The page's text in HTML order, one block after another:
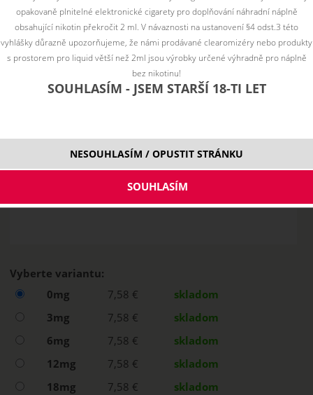
Vyberte variantu:
0mg
7,58 €
skladom
3mg
7,58 €
skladom
6mg
7,58 €
skladom
12mg
7,58 €
skladom
18mg
7,58 € skladom
opakovaně plnitelné elektronické cigarety pro doplňování náhradní náplně
obsahující nikotin překročit 2 ml. V návaznosti na ustanovení §4 odst.3 této
vyhlášky důrazně upozorňujeme, že námi prodávané clearomizéry nebo produkty
s prostorem pro liquid větší než 2ml jsou výrobky určené výhradně pro náplně
bez nikotinu!
SOUHLASÍM - JSEM STARŠÍ 18-TI LET
NESOUHLASÍM / OPUSTIT STRÁNKU